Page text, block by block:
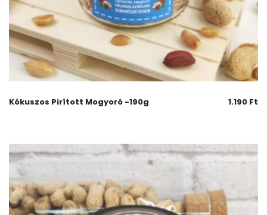
Kókuszos Pirított Mogyoró -190g 1.190 Ft